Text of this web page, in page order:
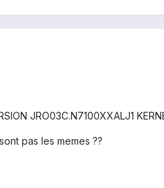
JRO03C.N7100XXALJ1
pas les memes ??